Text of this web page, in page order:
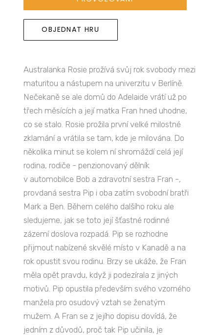
OBJEDNAT HRU
Australanka Rosie prožívá svůj rok svobody mezi
maturitou a nástupem na univerzitu v Berlíně.
Nečekaně se ale domů do Adelaide vrátí už po
třech měsících a její matka Fran hned uhodne,
co se stalo. Rosie prožila první velké milostné
zklamání a vrátila se tam, kde je milována. Do
několika minut se kolem ní shromáždí celá její
rodina, rodiče - penzionovaný dělník
v automobilce Bob a zdravotní sestra Fran -,
provdaná sestra Pip i oba zatím svobodní bratři
Mark a Ben. Během celého dalšího roku ale
sledujeme, jak se toto její šťastné rodinné
zázemí doslova rozpadá. Pip se rozhodne
přijmout nabízené skvělé místo v Kanadě a na
rok opustit svou rodinu. Brzy se ukáže, že Fran
měla opět pravdu, když ji podezírala z jiných
motivů. Pip opustila především svého vzorného
manžela pro osudový vztah se ženatým
mužem. A Fran se z jejího dopisu dovídá, že
jedním z důvodů, proč tak Pip učinila, je